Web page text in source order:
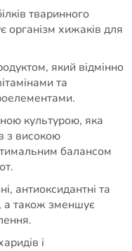
тваринного
організм хижаків для
який відмінно
та
культурою, яка
з високою
балансом
антиоксидантні та
а також зменшує
і